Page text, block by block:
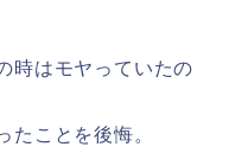
時はモヤっていたの
たことを後悔。